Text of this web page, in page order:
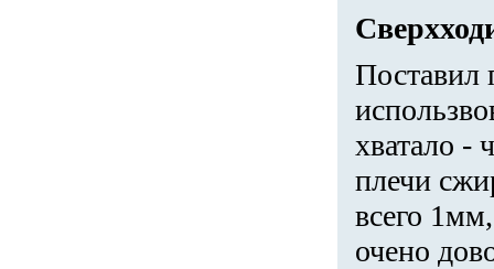
Поставил
хватало -
плечи
всего
очено